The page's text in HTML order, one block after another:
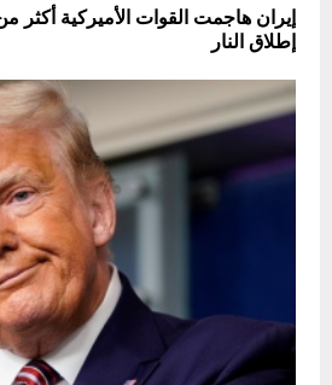
إطلاق النار